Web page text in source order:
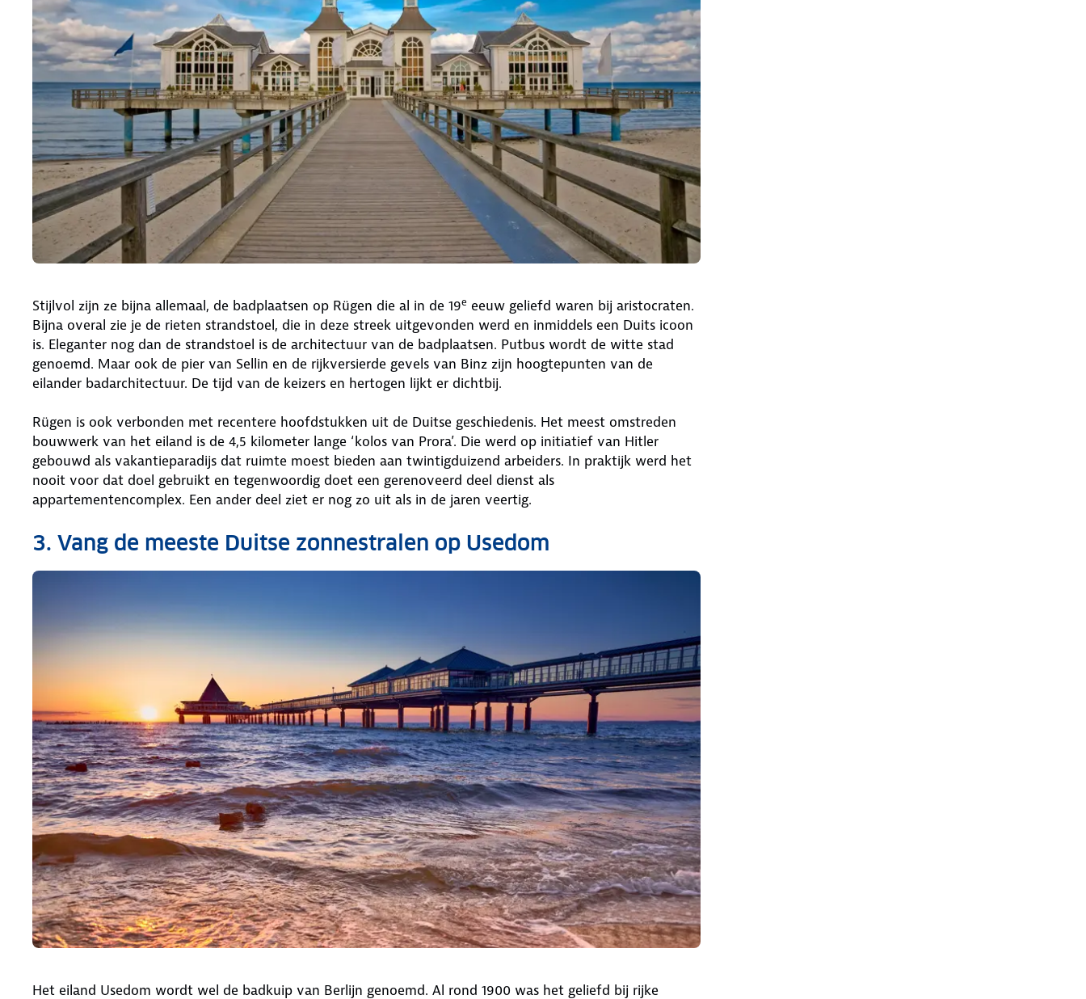
Stijlvol zijn ze bijna allemaal, de badplaatsen op Rügen die al in de 19e eeuw geliefd waren bij aristocraten.
Bijna overal zie je de rieten strandstoel, die in deze streek uitgevonden werd en inmiddels een Duits icoon
is. Eleganter nog dan de strandstoel is de architectuur van de badplaatsen. Putbus wordt de witte stad
genoemd. Maar ook de pier van Sellin en de rijkversierde gevels van Binz zijn hoogtepunten van de
eilander badarchitectuur. De tijd van de keizers en hertogen lijkt er dichtbij.
Rügen is ook verbonden met recentere hoofdstukken uit de Duitse geschiedenis. Het meest omstreden
bouwwerk van het eiland is de 4,5 kilometer lange ‘kolos van Prora’. Die werd op initiatief van Hitler
gebouwd als vakantieparadijs dat ruimte moest bieden aan twintigduizend arbeiders. In praktijk werd het
nooit voor dat doel gebruikt en tegenwoordig doet een gerenoveerd deel dienst als
appartementencomplex. Een ander deel ziet er nog zo uit als in de jaren veertig.
3. Vang de meeste Duitse zonnestralen op Usedom
Het eiland Usedom wordt wel de badkuip van Berlijn genoemd. Al rond 1900 was het geliefd bij rijke